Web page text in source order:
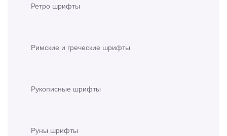
Ретро шрифты
Римские и греческие шрифты
Рукописные шрифты
Руны шрифты